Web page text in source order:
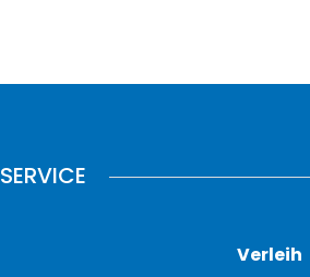
SERVICE
Verleih